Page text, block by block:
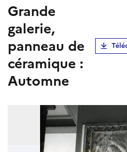
grande
galerie,
panneau de
céramique :
Automne